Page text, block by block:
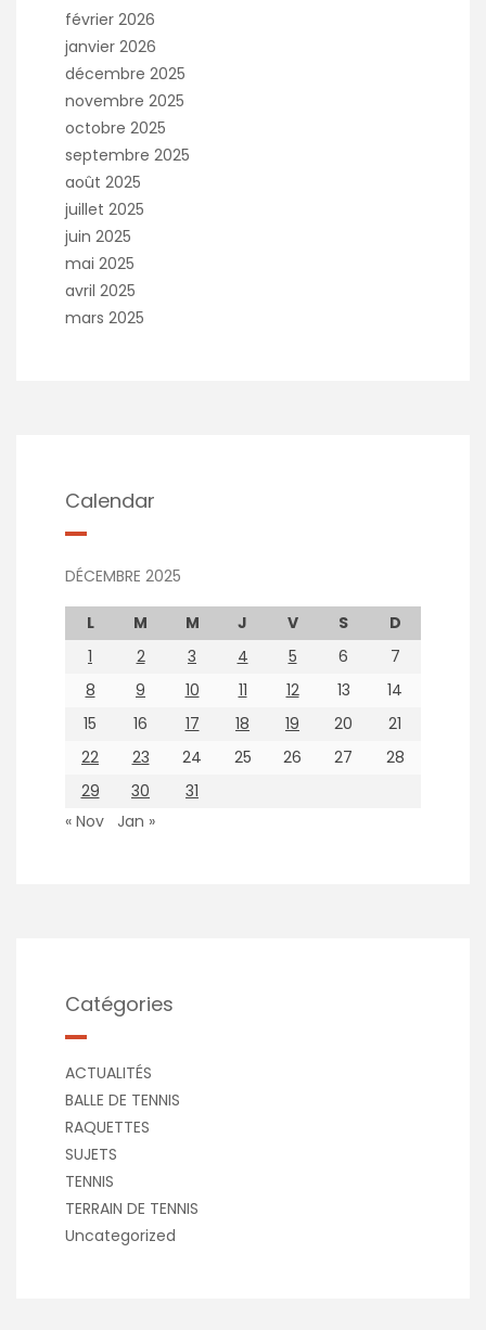
février 2026
janvier 2026
décembre 2025
novembre 2025
octobre 2025
septembre 2025
août 2025
juillet 2025
juin 2025
mai 2025
avril 2025
mars 2025
Calendar
DÉCEMBRE 2025
L M M J V S
D
1
2 3 4 5 6
7
8
9 10 11 12 13
14
15
16 17 18 19 20
21
22
23 24 25 26 27
28
29
30
31
« Nov
Jan »
Catégories
ACTUALITÉS
BALLE DE TENNIS
RAQUETTES
SUJETS
TENNIS
TERRAIN DE TENNIS
Uncategorized